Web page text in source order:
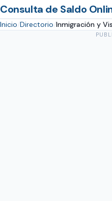
Consulta de Saldo
Inicio Directorio Inmigración y